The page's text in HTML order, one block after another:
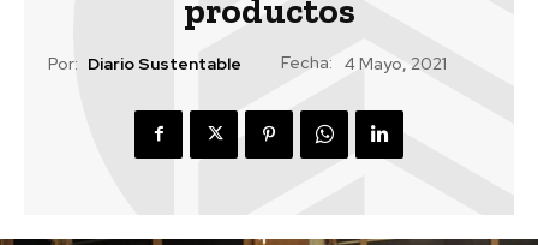
productos
Por: Diario Sustentable Fecha: 4 Mayo, 2021